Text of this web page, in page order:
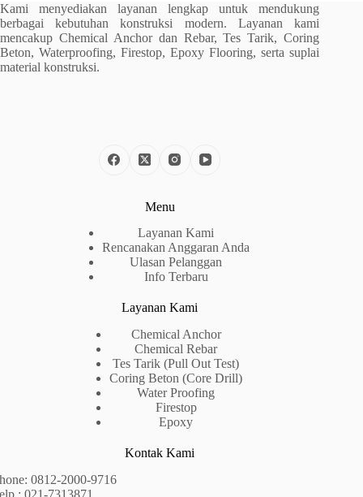
Kami menyediakan layanan lengkap untuk mendukung
berbagai kebutuhan konstruksi modern. Layanan kami
mencakup Chemical Anchor dan Rebar, Tes Tarik, Coring
Beton, Waterproofing, Firestop, Epoxy Flooring, serta suplai
material konstruksi.
Menu
Layanan Kami
Rencanakan Anggaran Anda
Ulasan Pelanggan
Info Terbaru
Layanan Kami
Chemical Anchor
Chemical Rebar
Tes Tarik (Pull Out Test)
Coring Beton (Core Drill)
Water Proofing
Firestop
Epoxy
Kontak Kami
0812-2000-9716
: 021-7313871